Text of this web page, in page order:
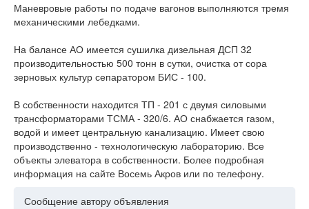
Маневровые работы по подаче вагонов выполняются тремя
механическими лебедками.
На балансе АО имеется сушилка дизельная ДСП 32
производительностью 500 тонн в сутки, очистка от сора
зерновых культур сепаратором БИС - 100.
В собственности находится ТП - 201 с двумя силовыми
трансформаторами ТСМА - 320/6. АО снабжается газом,
водой и имеет центральную канализацию. Имеет свою
производственно - технологическую лабораторию. Все
объекты элеватора в собственности. Более подробная
информация на сайте Восемь Акров или по телефону.
Сообщение автору объявления